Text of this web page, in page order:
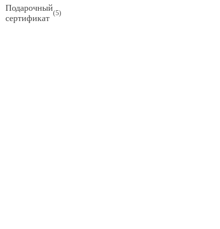
Подарочный
сертификат
(5)